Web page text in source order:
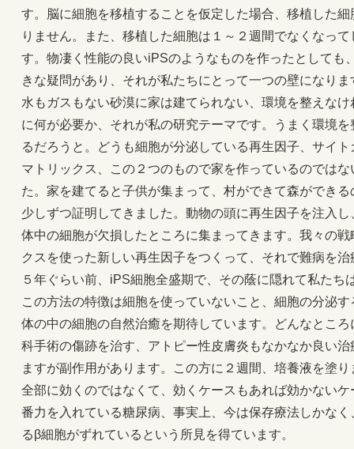
す。脳に細胞を移植することを仮定した場合、移植した
りません。また、移植した細胞は１～２週間でなくなっ
す。物凄く性能の良いiPSのようなものを作ったとしても
きな疑問があり、それが私たちにとって一つの壁になりま
水もガスもない砂漠に家は建てられない、環境を整えな
に何が必要か、それが私の研究テーマです。うまく環境
るだろうと。どうも細胞が分泌している再生因子、サイ
マトリックス、この２つのもので家を作っているのでは
た。家を建てると子供が集まって、村ができて森ができ
少しずつ証明してきました。動物の頭に再生因子を注入
体中の細胞が欠損したところに集まってきます。我々の
クスを使った新しい再生因子をつくって、それで難病を
５年ぐらい前、iPS細胞全盛期で、その蔭に隠れて私たち
この方法の特徴は細胞を使っていないこと、細胞の分泌
体の中の細胞の自然治癒を期待しています。どんなとこ
科手術の傷跡を治す、アトピー性皮膚炎もなかなか良い
ますが副作用があります。この方に２週間、培養液を塗
全部に効くのではなくて、効くケースもあれば効かない
番力を入れている糖尿病、事実上、今は保存療法しかな
るβ細胞がずれているという所見を得ています。